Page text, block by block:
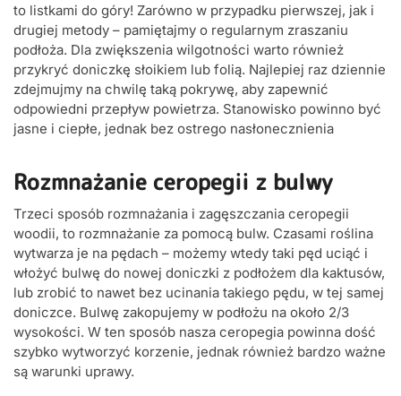
to listkami do góry! Zarówno w przypadku pierwszej, jak i
drugiej metody – pamiętajmy o regularnym zraszaniu
podłoża. Dla zwiększenia wilgotności warto również
przykryć doniczkę słoikiem lub folią. Najlepiej raz dziennie
zdejmujmy na chwilę taką pokrywę, aby zapewnić
odpowiedni przepływ powietrza. Stanowisko powinno być
jasne i ciepłe, jednak bez ostrego nasłonecznienia
Rozmnażanie ceropegii z bulwy
Trzeci sposób rozmnażania i zagęszczania ceropegii
woodii, to rozmnażanie za pomocą bulw. Czasami roślina
wytwarza je na pędach – możemy wtedy taki pęd uciąć i
włożyć bulwę do nowej doniczki z podłożem dla kaktusów,
lub zrobić to nawet bez ucinania takiego pędu, w tej samej
doniczce. Bulwę zakopujemy w podłożu na około 2/3
wysokości. W ten sposób nasza ceropegia powinna dość
szybko wytworzyć korzenie, jednak również bardzo ważne
są warunki uprawy.